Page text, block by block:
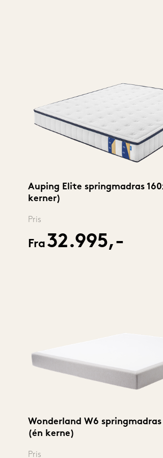
Auping Elite springmadras
kerner)
Pris
Fra 32.995,-
Wonderland W6 springmadras
(én kerne)
Pris